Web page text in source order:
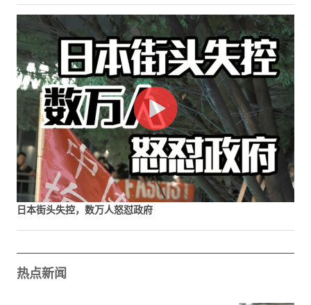
日本街头失控，数万人怒怼政府
热点新闻